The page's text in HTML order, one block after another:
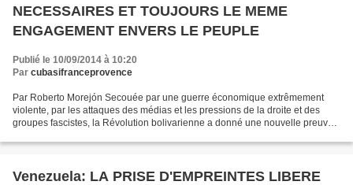
NECESSAIRES ET TOUJOURS LE MEME
ENGAGEMENT ENVERS LE PEUPLE
Publié le 10/09/2014 à 10:20
Par cubasifranceprovence
Par Roberto Morejón Secouée par une guerre économique extrêmement
violente, par les attaques des médias et les pressions de la droite et des
groupes fascistes, la Révolution bolivarienne a donné une nouvelle preuve
Venezuela: LA PRISE D'EMPREINTES LIBERE